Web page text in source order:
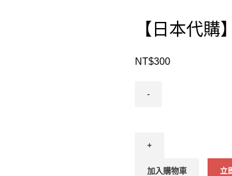
【日本代
NT$300
加入購物車 立